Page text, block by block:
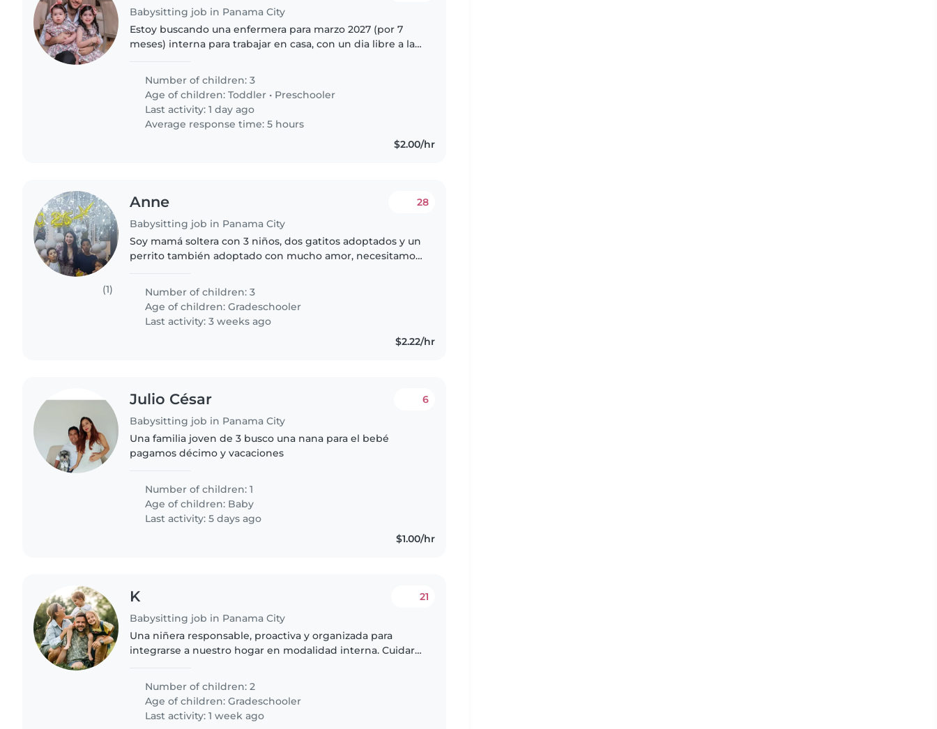
Babysitting job in Panama City
Estoy buscando una enfermera para marzo 2027 (por 7
meses) interna para trabajar en casa, con un dia libre a la
puntualmente con el..
Number of children: 3
Age of children:Toddler • Preschooler
Last activity: 1 day ago
Average response time: 5 hours
$2.00/hr
(1)
Anne
Babysitting job in Panama City
28
Soy mamá soltera con 3 niños, dos gatitos adoptados y un
perrito también adoptado con mucho amor, necesitamos
sobre todo que..
Number of children: 3
Age of children:Gradeschooler
Last activity: 3 weeks ago
$2.22/hr
Julio César
Babysitting job in Panama City
6
Una familia joven de 3 busco una nana para el bebé
pagamos décimo y vacaciones
Number of children: 1
Age of children: Baby
Last activity: 5 days ago
$1.00/hr
K
Babysitting job in Panama City
21
Una niñera responsable, proactiva y organizada para
integrarse a nuestro hogar en modalidad interna. Cuidará
mantener su rutina diaria..
Number of children: 2
Age of children:Gradeschooler
Last activity: 1 week ago